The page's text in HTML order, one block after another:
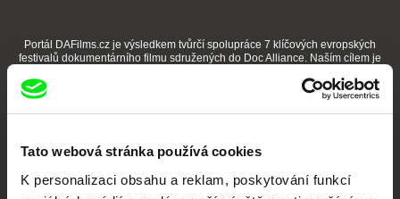
Tato webová stránka používá cookies
K personalizaci obsahu a reklam, poskytování funkcí
Portál DAFilms.cz je výsledkem tvůrčí spolupráce 7 klíčových evropských
festivalů dokumentárního filmu sdružených do Doc Alliance. Naším cílem je